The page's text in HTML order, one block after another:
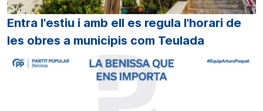
Entra l'estiu i amb ell es regula l'horari de
les obres a municipis com Teulada